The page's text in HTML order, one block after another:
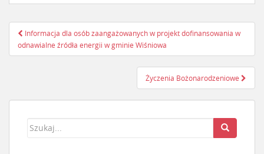
Nawigacja postu
Informacja dla osób zaangażowanych w projekt dofinansowania w
odnawialne źródła energii w gminie Wiśniowa
Życzenia Bożonarodzeniowe